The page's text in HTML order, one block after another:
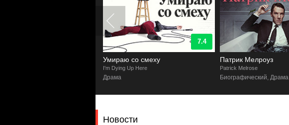
7.4
Умираю со смеху
I'm Dying Up Here
Драма
Патрик Мелроуз
Patrick Melrose
Биографический, Драма
Новости